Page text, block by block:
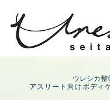
ウレシカ整
アスリート向けボディ